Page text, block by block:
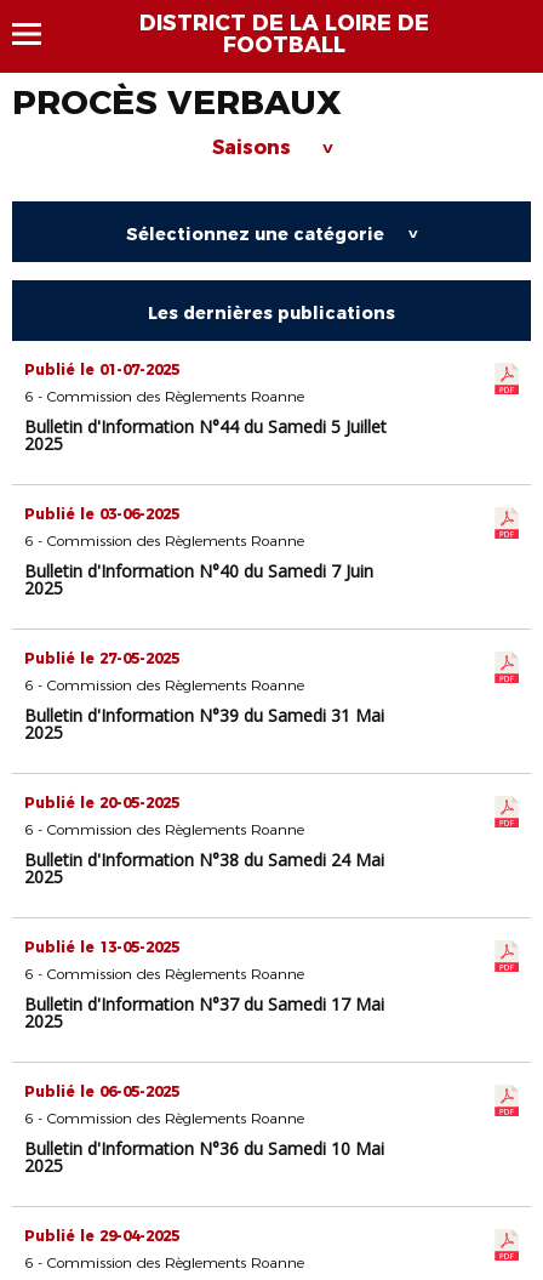
DISTRICT DE LA LOIRE DE
FOOTBALL
PROCÈS VERBAUX
Saisons >
Sélectionnez une catégorie >
Les dernières publications
Publié le 01-07-2025
6 - Commission des Règlements Roanne
Bulletin d'Information N°44 du Samedi 5 Juillet
2025
Publié le 03-06-2025
6 - Commission des Règlements Roanne
Bulletin d'Information N°40 du Samedi 7 Juin
2025
Publié le 27-05-2025
6 - Commission des Règlements Roanne
Bulletin d'Information N°39 du Samedi 31 Mai
2025
Publié le 20-05-2025
6 - Commission des Règlements Roanne
Bulletin d'Information N°38 du Samedi 24 Mai
2025
Publié le 13-05-2025
6 - Commission des Règlements Roanne
Bulletin d'Information N°37 du Samedi 17 Mai
2025
Publié le 06-05-2025
6 - Commission des Règlements Roanne
Bulletin d'Information N°36 du Samedi 10 Mai
2025
Publié le 29-04-2025
6 - Commission des Règlements Roanne